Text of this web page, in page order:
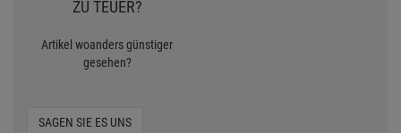
ZU TEUER?
Artikel woanders günstiger
gesehen?
SAGEN SIE ES UNS